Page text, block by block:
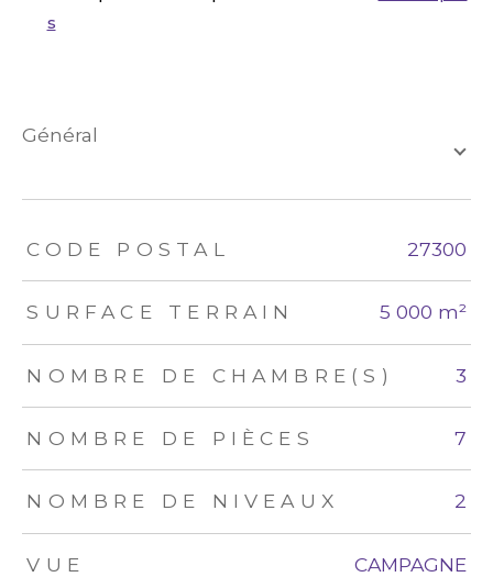
s
général
TRAD_ZEPHYR_Caracteristique TRAD_ZEPHYR_Valeurs
CODE POSTAL 27300
SURFACE TERRAIN 5 000 m²
NOMBRE DE CHAMBRE(S) 3
NOMBRE DE PIÈCES 7
NOMBRE DE NIVEAUX 2
VUE CAMPAGNE